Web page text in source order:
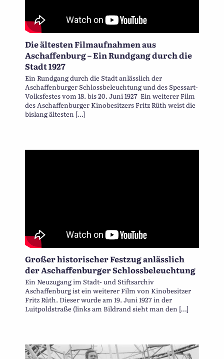
Die ältesten Filmaufnahmen aus
Aschaffenburg – Ein Rundgang durch die
Stadt 1927
Ein Rundgang durch die Stadt anlässlich der
Aschaffenburger Schlossbeleuchtung und des Spessart-
Volksfestes vom 18. bis 20. Juni 1927 Ein weiterer Film
des Aschaffenburger Kinobesitzers Fritz Rüth weist die
bislang ältesten […]
Großer historischer Festzug anlässlich
der Aschaffenburger Schlossbeleuchtung
Ein Neuzugang im Stadt- und Stiftsarchiv
Aschaffenburg ist ein weiterer Film von Kinobesitzer
Fritz Rüth. Dieser wurde am 19. Juni 1927 in der
Luitpoldstraße (links am Bildrand sieht man den […]